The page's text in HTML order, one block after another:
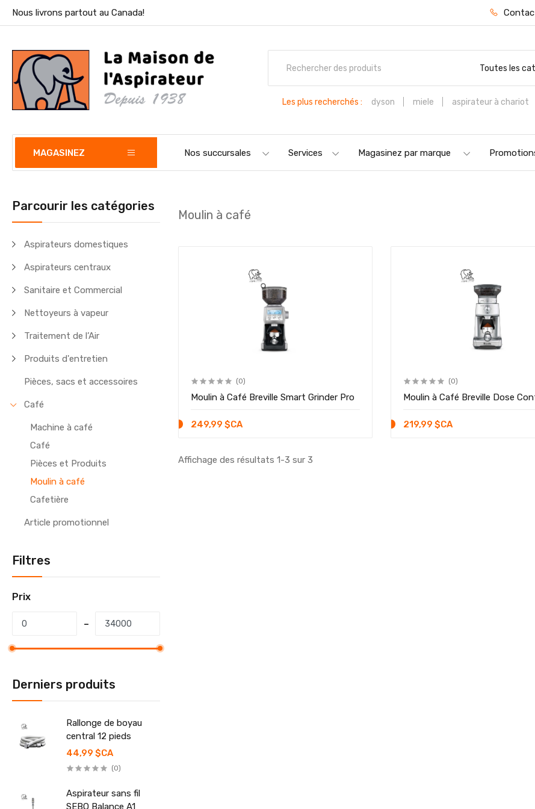
Nous livrons partout au Canada!
Toutes les
Les plus recherchés : dyson miele aspirateur à chariot
MAGASINEZ Nos succursales Services Magasinez par marque
Parcourir les catégories
Aspirateurs domestiques
Aspirateurs centraux
Sanitaire et Commercial
Nettoyeurs à vapeur
Traitement de l’Air
Produits d'entretien
Pièces, sacs et accessoires
Café
Machine à café
Café
Pièces et Produits
Moulin à café
Cafetière
Article promotionnel
Filtres
Prix
Derniers produits
Rallonge de boyau
central 12 pieds
44,99 $CA
(0)
Aspirateur sans fil
SEBO Balance A1
Moulin à café
(0)
Moulin à Café Breville Smart Grinder Pro
249,99 $CA
(0)
Moulin à Café Breville Dose
219,99 $CA
Affichage des résultats 1-3 sur 3